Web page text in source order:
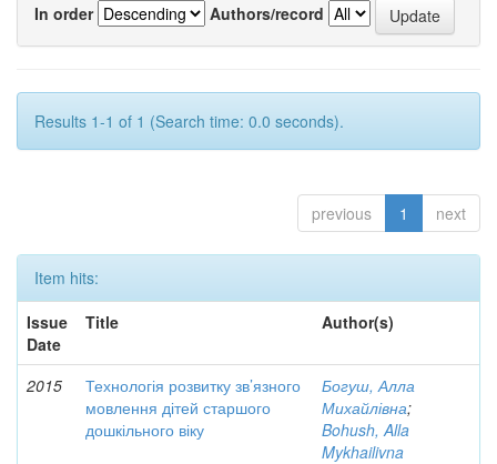
In order
Authors/record
Results 1-1 of 1 (Search time: 0.0 seconds).
previous 1 next
Item hits:
Issue
Date
Title Author(s)
2015
Технологія розвитку зв’язного
мовлення дітей старшого
дошкільного віку
Богуш, Алла
Михайлівна;
Bohush, Alla
Mykhailivna